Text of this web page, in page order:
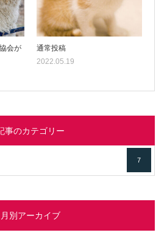
会が
通常投稿
2022.05.19
事のカテゴリー
7
月別アーカイブ